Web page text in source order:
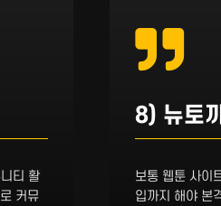
티 활
커뮤
8) 뉴토
보통 웹툰 사이
입까지 해야 본